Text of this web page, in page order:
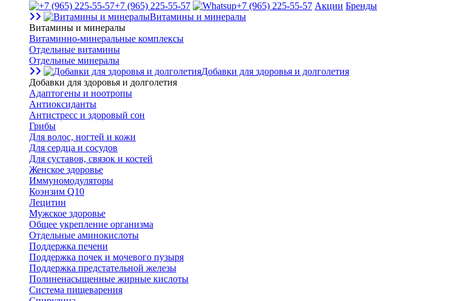
+7 (965) 225-55-57 +7 (965) 225-55-57 Акции Бренды
Витамины и минералы
Витамины и минералы
Витаминно-минеральные комплексы
Отдельные витамины
Отдельные минералы
Добавки для здоровья и долголетия
Добавки для здоровья и долголетия
Адаптогены и ноотропы
Антиоксиданты
Антистресс и здоровый сон
Грибы
Для волос, ногтей и кожи
Для сердца и сосудов
Для суставов, связок и костей
Женское здоровье
Иммуномодуляторы
Коэнзим Q10
Лецитин
Мужское здоровье
Общее укрепление организма
Отдельные аминокислоты
Поддержка печени
Поддержка почек и мочевого пузыря
Поддержка предстательной железы
Полиненасыщенные жирные кислоты
Система пищеварения